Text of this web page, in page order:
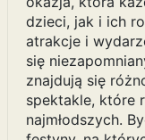
dzieci, jak i ich
atrakcje i
się
znajdują się
spektakle, które
najmłodszych.